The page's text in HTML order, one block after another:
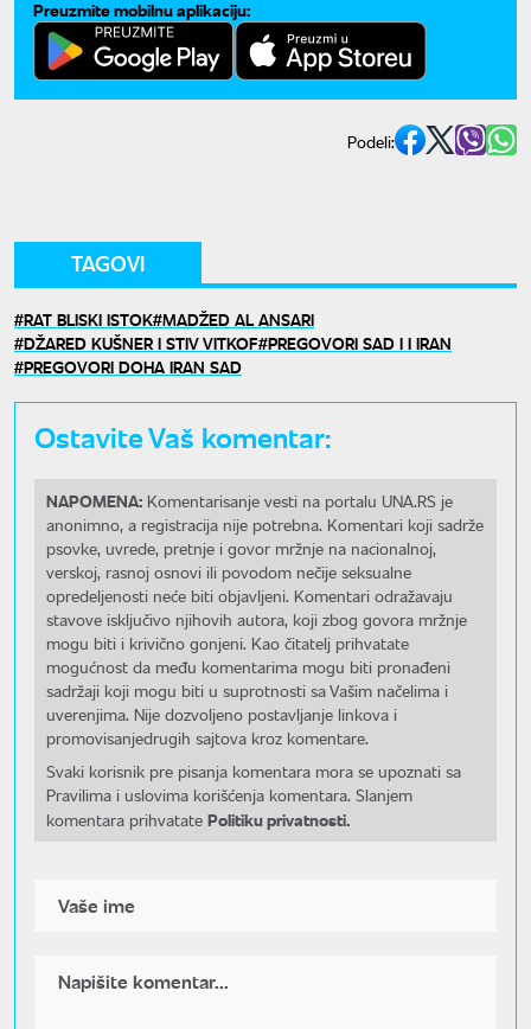
Preuzmite mobilnu aplikaciju:
Podeli:
TAGOVI
RAT BLISKI ISTOK MADŽED AL ANSARI
DŽARED KUŠNER I STIV VITKOF PREGOVORI SAD I I IRAN
PREGOVORI DOHA IRAN SAD
Ostavite Vaš komentar:
NAPOMENA: Komentarisanje vesti na portalu UNA.RS je
anonimno, a registracija nije potrebna. Komentari koji sadrže
psovke, uvrede, pretnje i govor mržnje na nacionalnoj,
verskoj, rasnoj osnovi ili povodom nečije seksualne
opredeljenosti neće biti objavljeni. Komentari odražavaju
stavove isključivo njihovih autora, koji zbog govora mržnje
mogu biti i krivično gonjeni. Kao čitatelj prihvatate
mogućnost da među komentarima mogu biti pronađeni
sadržaji koji mogu biti u suprotnosti sa Vašim načelima i
uverenjima. Nije dozvoljeno postavljanje linkova i
promovisanjedrugih sajtova kroz komentare.
Svaki korisnik pre pisanja komentara mora se upoznati sa
Pravilima i uslovima korišćenja komentara. Slanjem
komentara prihvatate Politiku privatnosti.